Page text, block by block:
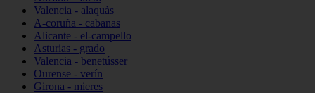
Valencia - alaquàs
A-coruña - cabanas
Alicante - el-campello
Asturias - grado
Valencia - benetússer
Ourense - verín
Girona - mieres